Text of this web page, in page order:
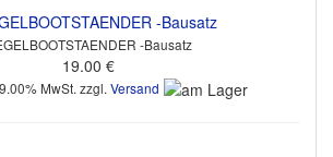
-Bausatz
19.00 €
MwSt. zzgl. Versand